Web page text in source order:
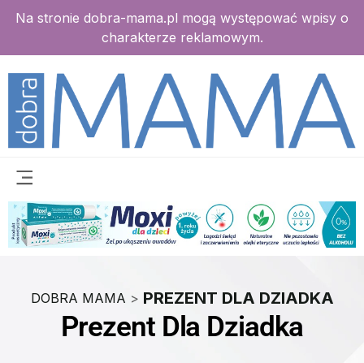
Na stronie dobra-mama.pl mogą występować wpisy o
charakterze reklamowym.
DOBRA MAMA > PREZENT DLA DZIADKA
Prezent Dla Dziadka